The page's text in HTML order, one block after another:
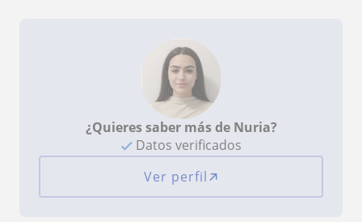
¿Quieres saber más de Nuria?
Datos verificados
Ver perfil